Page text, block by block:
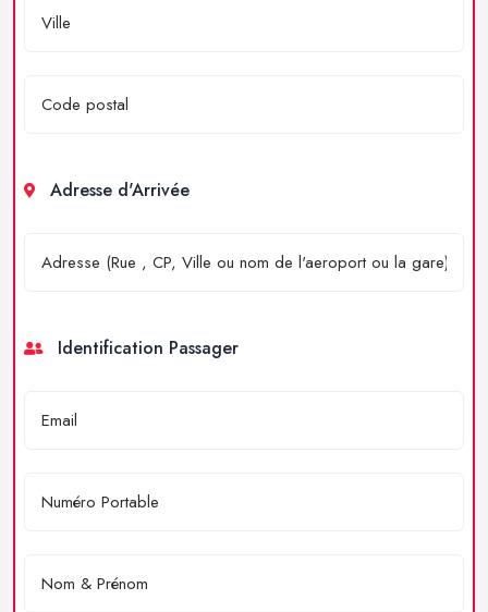
Adresse d'Arrivée
Identification Passager